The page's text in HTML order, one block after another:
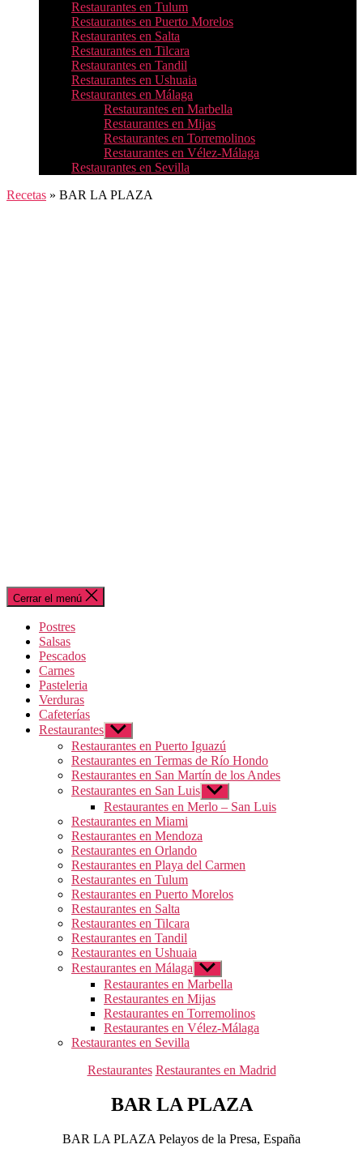
Restaurantes en Tulum
Restaurantes en Puerto Morelos
Restaurantes en Salta
Restaurantes en Tilcara
Restaurantes en Tandil
Restaurantes en Ushuaia
Restaurantes en Málaga
Restaurantes en Marbella
Restaurantes en Mijas
Restaurantes en Torremolinos
Restaurantes en Vélez-Málaga
Restaurantes en Sevilla
Recetas » BAR LA PLAZA
Cerrar el menú
Postres
Salsas
Pescados
Carnes
Pasteleria
Verduras
Cafeterías
Restaurantes Mostrar
el
submenú
Restaurantes en Puerto Iguazú
Restaurantes en Termas de Río Hondo
Restaurantes en San Martín de los Andes
Restaurantes en San Luis Mostrar
el
submenú
Restaurantes en Merlo – San Luis
Restaurantes en Miami
Restaurantes en Mendoza
Restaurantes en Orlando
Restaurantes en Playa del Carmen
Restaurantes en Tulum
Restaurantes en Puerto Morelos
Restaurantes en Salta
Restaurantes en Tilcara
Restaurantes en Tandil
Restaurantes en Ushuaia
Restaurantes en Málaga Mostrar
el
submenú
Restaurantes en Marbella
Restaurantes en Mijas
Restaurantes en Torremolinos
Restaurantes en Vélez-Málaga
Restaurantes en Sevilla
Categorías
Restaurantes Restaurantes en Madrid
BAR LA PLAZA
BAR LA PLAZA Pelayos de la Presa, España